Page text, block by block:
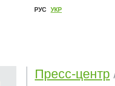
РУС УКР
Пресс-центр